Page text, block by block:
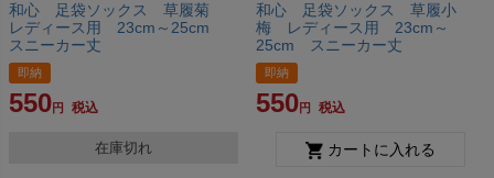
和心 足袋ソックス 草履菊
レディース用 23cm～25cm
スニーカー丈
即納
550 税込
在庫切れ
和心 足袋ソックス 草履小
梅 レディース用 23cm～
25cm スニーカー丈
即納
550 税込
カートに入れる